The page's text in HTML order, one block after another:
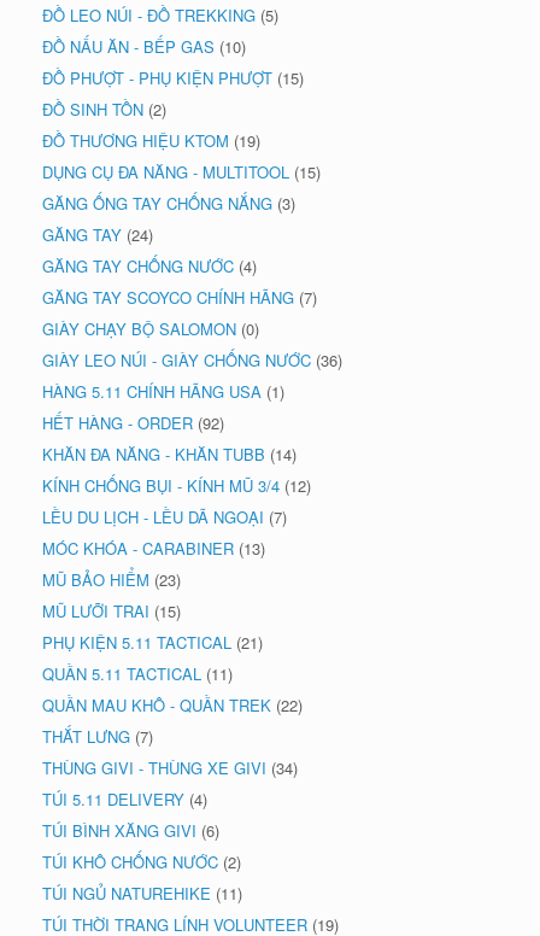
ĐỒ LEO NÚI - ĐỒ TREKKING (5)
ĐỒ NẤU ĂN - BẾP GAS (10)
ĐỒ PHƯỢT - PHỤ KIỆN PHƯỢT (15)
ĐỒ SINH TỒN (2)
ĐỒ THƯƠNG HIỆU KTOM (19)
DỤNG CỤ ĐA NĂNG - MULTITOOL (15)
GĂNG ỐNG TAY CHỐNG NẮNG (3)
GĂNG TAY (24)
GĂNG TAY CHỐNG NƯỚC (4)
GĂNG TAY SCOYCO CHÍNH HÃNG (7)
GIÀY CHẠY BỘ SALOMON (0)
GIÀY LEO NÚI - GIÀY CHỐNG NƯỚC (36)
HÀNG 5.11 CHÍNH HÃNG USA (1)
HẾT HÀNG - ORDER (92)
KHĂN ĐA NĂNG - KHĂN TUBB (14)
KÍNH CHỐNG BỤI - KÍNH MŨ 3/4 (12)
LỀU DU LỊCH - LỀU DÃ NGOẠI (7)
MÓC KHÓA - CARABINER (13)
MŨ BẢO HIỂM (23)
MŨ LƯỠI TRAI (15)
PHỤ KIỆN 5.11 TACTICAL (21)
QUẦN 5.11 TACTICAL (11)
QUẦN MAU KHÔ - QUẦN TREK (22)
THẮT LƯNG (7)
THÙNG GIVI - THÙNG XE GIVI (34)
TÚI 5.11 DELIVERY (4)
TÚI BÌNH XĂNG GIVI (6)
TÚI KHÔ CHỐNG NƯỚC (2)
TÚI NGỦ NATUREHIKE (11)
TÚI THỜI TRANG LÍNH VOLUNTEER (19)